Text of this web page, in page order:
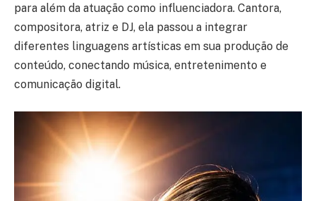
para além da atuação como influenciadora. Cantora,
compositora, atriz e DJ, ela passou a integrar
diferentes linguagens artísticas em sua produção de
conteúdo, conectando música, entretenimento e
comunicação digital.